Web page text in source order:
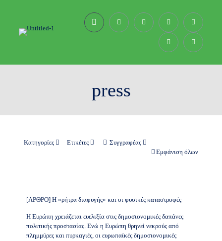
press
Κατηγορίες Ετικέτες
Συγγραφέας
Εμφάνιση όλων
[ΑΡΘΡΟ] Η «ρήτρα διαφυγής» και οι φυσικές καταστροφές
Η Ευρώπη χρειάζεται ευελιξία στις δημοσιονομικές δαπάνες
πολιτικής προστασίας. Ενώ η Ευρώπη θρηνεί νεκρούς από
πλημμύρες και πυρκαγιές, οι ευρωπαϊκές δημοσιονομικές